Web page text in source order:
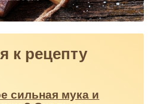
к рецепту
сильная мука и